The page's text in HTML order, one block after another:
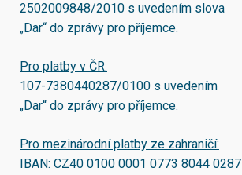
2502009848/2010 s uvedením slova
„Dar“ do zprávy pro příjemce.
Pro platby v ČR:
107-7380440287/0100 s uvedením
„Dar“ do zprávy pro příjemce.
Pro mezinárodní platby ze zahraničí:
IBAN: CZ40 0100 0001 0773 8044 0287